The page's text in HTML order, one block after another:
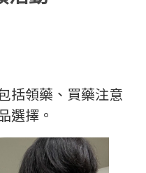
括領藥、買藥注意
選擇。